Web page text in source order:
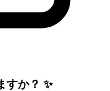
すか？ ✨